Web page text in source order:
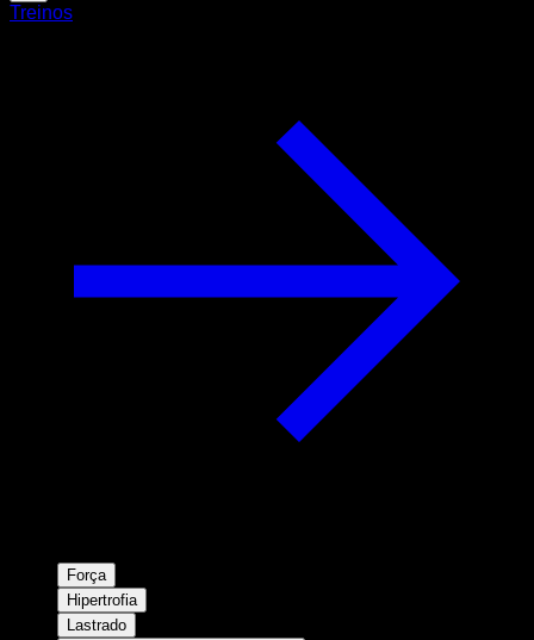
Treinos
Força
Hipertrofia
Lastrado